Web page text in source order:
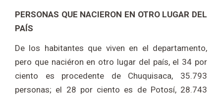
PERSONAS QUE NACIERON EN OTRO LUGAR DEL
PAÍS
De los habitantes que viven en el departamento,
pero que naciéron en otro lugar del país, el 34 por
ciento es procedente de Chuquisaca, 35.793
personas; el 28 por ciento es de Potosí, 28.743